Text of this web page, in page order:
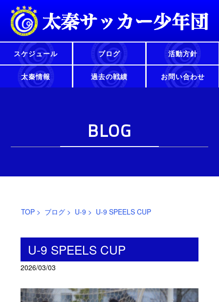
スケジュール ブログ 活動方針
太秦情報 過去の戦績 お問い合わせ
BLOG
TOP> ブログ> U-9 > U-9 SPEELS CUP
U-9 SPEELS CUP
2026/03/03